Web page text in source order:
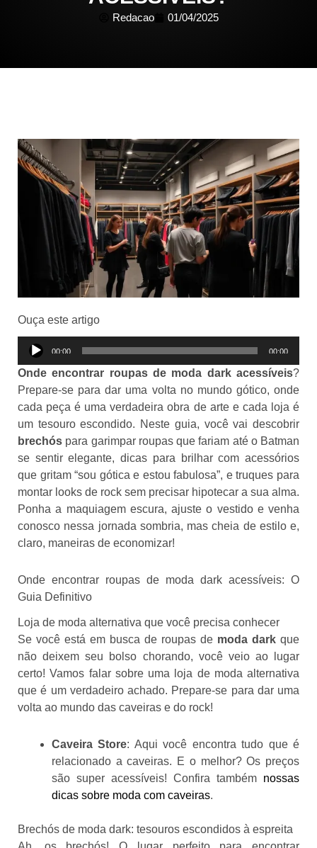
Redacao 01/04/2025
Ouça este artigo
Tocador
áudio
00:00 00:00
Onde encontrar roupas de moda dark acessíveis?
Prepare-se para dar uma volta no mundo gótico, onde
cada peça é uma verdadeira obra de arte e cada loja é
um tesouro escondido. Neste guia, você vai descobrir
brechós para garimpar roupas que fariam até o Batman
se sentir elegante, dicas para brilhar com acessórios
que gritam “sou gótica e estou fabulosa”, e truques para
montar looks de rock sem precisar hipotecar a sua alma.
Ponha a maquiagem escura, ajuste o vestido e venha
conosco nessa jornada sombria, mas cheia de estilo e,
claro, maneiras de economizar!
Onde encontrar roupas de moda dark acessíveis: O
Guia Definitivo
Loja de moda alternativa que você precisa conhecer
Se você está em busca de roupas de moda dark que
não deixem seu bolso chorando, você veio ao lugar
certo! Vamos falar sobre uma loja de moda alternativa
que é um verdadeiro achado. Prepare-se para dar uma
volta ao mundo das caveiras e do rock!
Caveira Store: Aqui você encontra tudo que é
relacionado a caveiras. E o melhor? Os preços
são super acessíveis! Confira também nossas
dicas sobre moda com caveiras.
Brechós de moda dark: tesouros escondidos à espreita